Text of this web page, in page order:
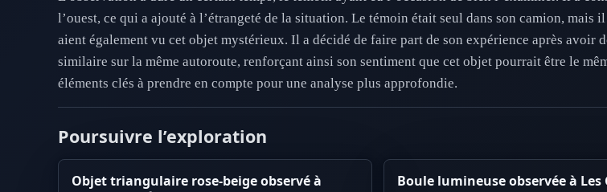
l’ouest, ce qui a ajouté à l’étrangeté de la situation. Le témoin était seul dans son camion,
aient également vu cet objet mystérieux. Il a décidé de faire part de son expérience après
similaire sur la même autoroute, renforçant ainsi son sentiment que cet objet pourrait être le
éléments clés à prendre en compte pour une analyse plus approfondie.
Poursuivre l’exploration
Objet triangulaire rose-beige observé à
Boule lumineuse observée à Les